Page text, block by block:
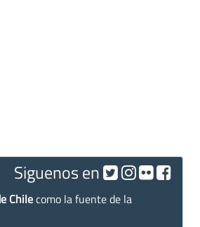
Siguenos en
Chilecomo la fuente de la